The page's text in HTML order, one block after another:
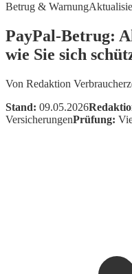
Betrug & Warnung
PayPal-Betrug:
wie Sie sich
Von Redaktion
Stand: 09.05.2026
VersicherungenPrüfung: